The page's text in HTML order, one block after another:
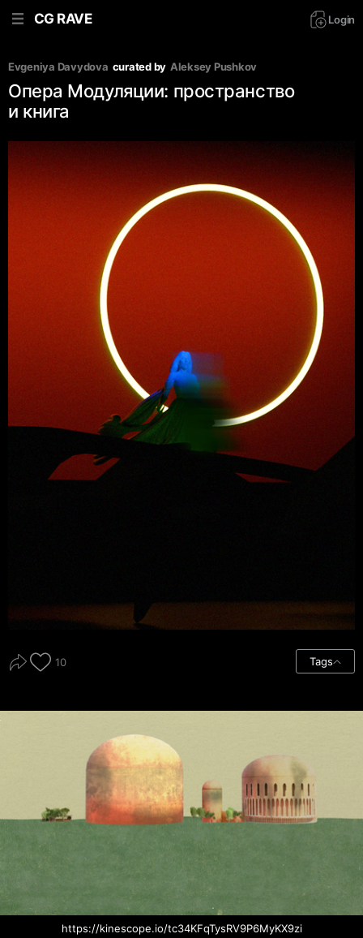
CG RAVE Login
Evgeniya Davydova curated by Aleksey Pushkov
Опера Модуляции: пространство
и книга
10 Tags
https://kinescope.io/tc34KFqTysRV9P6MyKX9zi